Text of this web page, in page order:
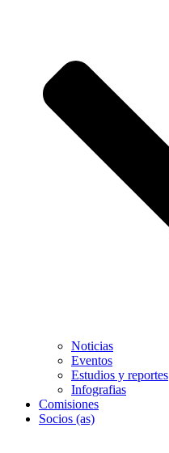
Noticias
Eventos
Estudios y reportes
Infografias
Comisiones
Socios (as)